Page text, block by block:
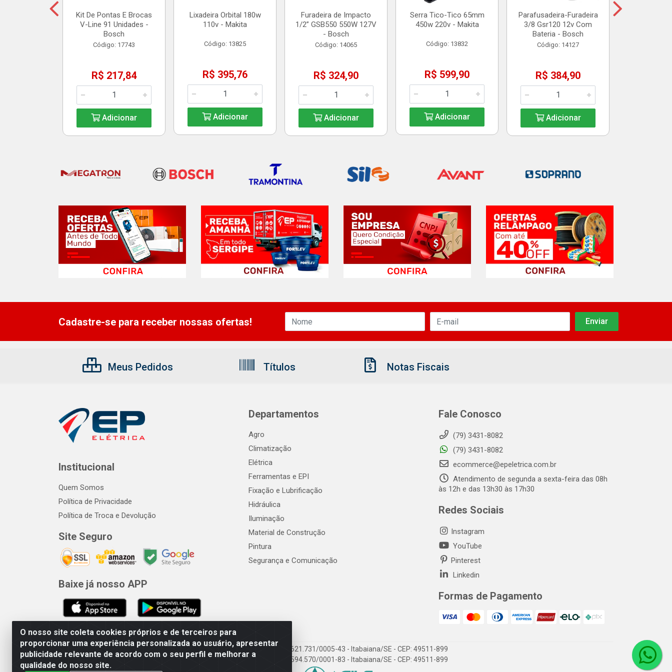
Kit De Pontas E Brocas
V-Line 91 Unidades -
Bosch
Código: 17743
R$ 217,84
Adicionar
Lixadeira Orbital 180w
110v - Makita
Código: 13825
R$ 395,76
Adicionar
Furadeira de Impacto
1/2” GSB550 550W 127V
- Bosch
Código: 14065
R$ 324,90
Adicionar
Serra Tico-Tico 65mm
450w 220v - Makita
Código: 13832
R$ 599,90
Adicionar
Parafusadeira-Furadeira
3/8 Gsr120 12v Com
Bateria - Bosch
Código: 14127
R$ 384,90
Adicionar
O nosso site coleta cookies próprios e de terceiros para
proporcionar uma experiência personalizada ao usuário, apresentar
publicidade relevante de acordo com o seu perfil e melhorar a
qualidade do nosso site.
Cadastre-se para receber nossas ofertas!
Meus Pedidos Títulos Notas Fiscais
Institucional
Quem Somos
Política de Privacidade
Política de Troca e Devolução
Site Seguro
Baixe já nosso APP
Departamentos
Agro
Climatização
Elétrica
Ferramentas e EPI
Fixação e Lubrificação
Hidráulica
Iluminação
Material de Construção
Pintura
Segurança e Comunicação
Fale Conosco
(79) 3431-8082
(79) 3431-8082
ecommerce@epeletrica.com.br
Atendimento de segunda a sexta-feira das 08h
às 12h e das 13h30 às 17h30
Redes Sociais
Instagram
YouTube
Pinterest
Linkedin
Formas de Pagamento
EP Elétrica LTDA - 18.621.731/0005-43 - Itabaiana/SE - CEP: 49511-899
EP Elétrica LTDA - 48.594.570/0001-83 - Itabaiana/SE - CEP: 49511-899